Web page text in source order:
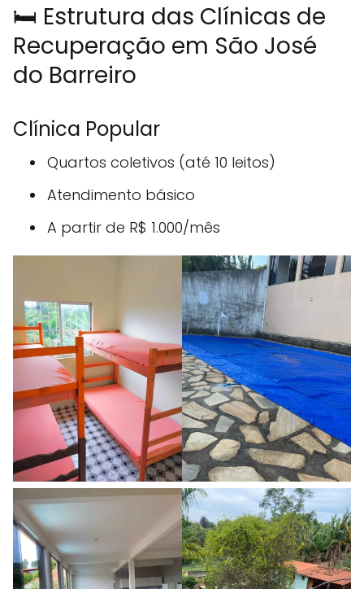
🛏️ Estrutura das Clínicas de
Recuperação em São José
do Barreiro
Clínica Popular
Quartos coletivos (até 10 leitos)
Atendimento básico
A partir de R$ 1.000/mês